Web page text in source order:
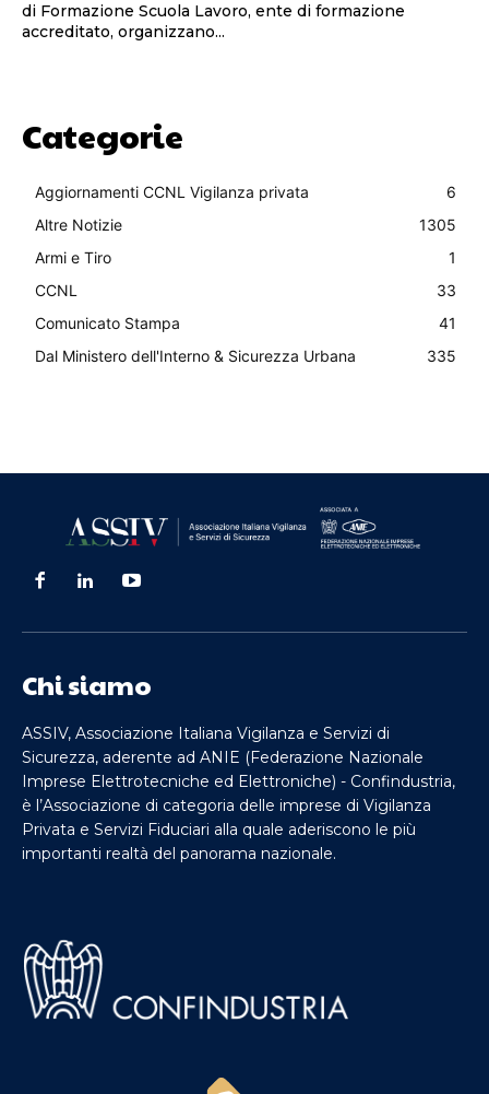
di Formazione Scuola Lavoro, ente di formazione
accreditato, organizzano...
Categorie
Aggiornamenti CCNL Vigilanza privata
6
Altre Notizie
1305
Armi e Tiro
1
CCNL
33
Comunicato Stampa
41
Dal Ministero dell'Interno & Sicurezza Urbana
335
Chi siamo
ASSIV, Associazione Italiana Vigilanza e Servizi di
Sicurezza, aderente ad ANIE (Federazione Nazionale
Imprese Elettrotecniche ed Elettroniche) - Confindustria,
è l’Associazione di categoria delle imprese di Vigilanza
Privata e Servizi Fiduciari alla quale aderiscono le più
importanti realtà del panorama nazionale.